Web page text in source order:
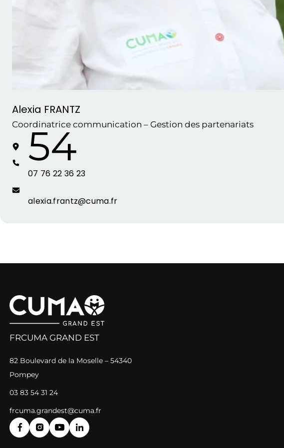
Alexia FRANTZ
Coordinatrice communication – Gestion des partenariats
54
07 76 22 36 23
alexia.frantz@cuma.fr
FRCUMA GRAND EST
82 Boulevard de la Moselle – 54340
Pompey
03 83 54 31 24
frcuma.grandest@cuma.fr